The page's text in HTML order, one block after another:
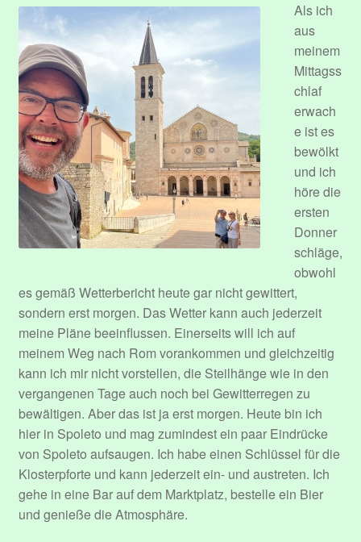
Als ich
aus
meinem
Mittagss
chlaf
erwach
e ist es
bewölkt
und ich
höre die
ersten
Donner
schläge,
obwohl
es gemäß Wetterbericht heute gar nicht gewittert,
sondern erst morgen. Das Wetter kann auch jederzeit
meine Pläne beeinflussen. Einerseits will ich auf
meinem Weg nach Rom vorankommen und gleichzeitig
kann ich mir nicht vorstellen, die Steilhänge wie in den
vergangenen Tage auch noch bei Gewitterregen zu
bewältigen. Aber das ist ja erst morgen. Heute bin ich
hier in Spoleto und mag zumindest ein paar Eindrücke
von Spoleto aufsaugen. Ich habe einen Schlüssel für die
Klosterpforte und kann jederzeit ein- und austreten. Ich
gehe in eine Bar auf dem Marktplatz, bestelle ein Bier
und genieße die Atmosphäre.